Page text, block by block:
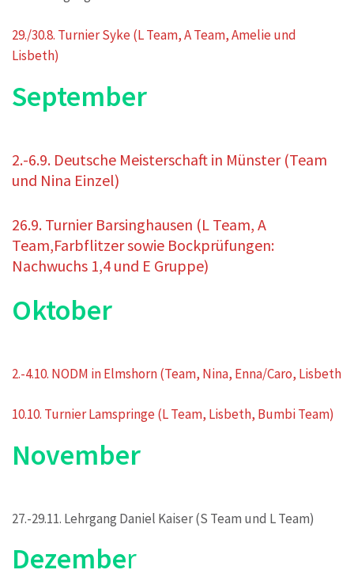
29./30.8. Turnier Syke (L Team, A Team, Amelie und
Lisbeth)
September
2.-6.9. Deutsche Meisterschaft in Münster (Team
und Nina Einzel)
26.9. Turnier Barsinghausen (L Team, A
Team,Farbflitzer sowie Bockprüfungen:
Nachwuchs 1,4 und E Gruppe)
Oktober
2.-4.10. NODM in Elmshorn (Team, Nina, Enna/Caro, Lisbeth
10.10. Turnier Lamspringe (L Team, Lisbeth, Bumbi Team)
November
27.-29.11. Lehrgang Daniel Kaiser (S Team und L Team)
Dezember